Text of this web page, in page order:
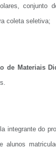
conjunto
coleta seletiva;
de Materiais
integrante do
alunos